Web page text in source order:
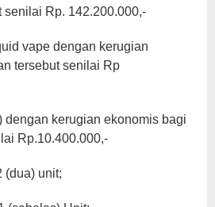
senilai Rp. 142.200.000,-
vape dengan kerugian
tersebut senilai Rp
dengan kerugian ekonomis bagi
Rp.10.400.000,-
(dua) unit;